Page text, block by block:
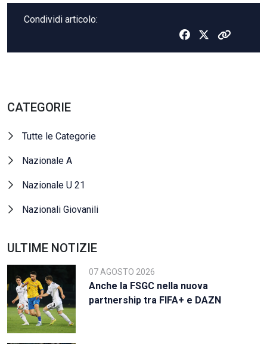
Condividi articolo:
CATEGORIE
Tutte le Categorie
Nazionale A
Nazionale U 21
Nazionali Giovanili
ULTIME NOTIZIE
07 AGOSTO 2026
Anche la FSGC nella nuova
partnership tra FIFA+ e DAZN